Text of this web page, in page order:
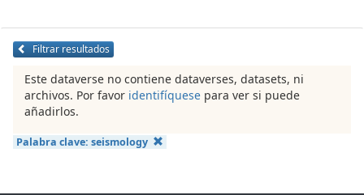
Filtrar resultados
Este dataverse no contiene dataverses, datasets, ni
archivos. Por favor identifíquese para ver si puede
añadirlos.
Palabra clave: seismology